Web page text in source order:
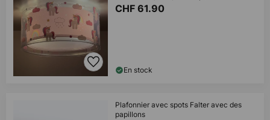
CHF 61.90
En stock
Plafonnier avec spots Falter avec des
papillons